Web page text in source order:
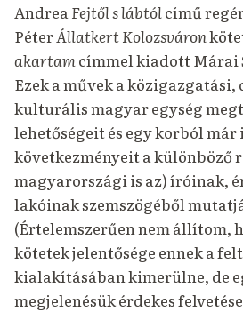
AndreaFejtől s lábtólcímű
PéterÁllatkert Kolozsváron
akartamcímmel kiadott Márai
Ezek a művek a közigazgatási,
kulturális magyar egység
lehetőségeit és egy korból már
következményeit a különböző
magyarországi is az) íróinak,
lakóinak szemszögéből
(Értelemszerűen nem állítom,
kötetek jelentősége ennek a
kialakításában kimerülne, de
megjelenésük érdekes